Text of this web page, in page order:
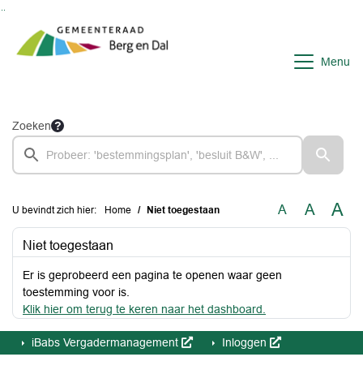
Menu
Zoeken
U bevindt zich hier: Home Niet toegestaan A A A
Niet toegestaan
Er is geprobeerd een pagina te openen waar geen
toestemming voor is.
Klik hier om terug te keren naar het dashboard.
iBabs Vergadermanagement Inloggen